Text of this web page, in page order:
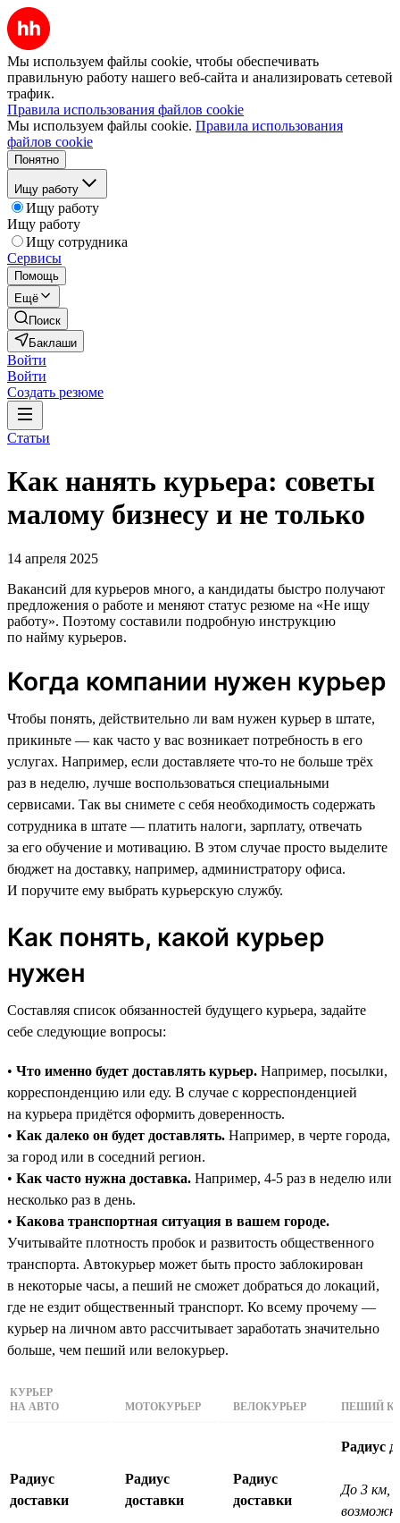
Мы используем файлы cookie, чтобы обеспечивать
правильную работу нашего веб-сайта и анализировать сетевой
трафик.
Правила использования файлов cookie
Мы используем файлы cookie. Правила использования
файлов cookie
Понятно
Ищу работу
Ищу работу
Ищу работу
Ищу сотрудника
Сервисы
Помощь
Ещё
Поиск
Баклаши
Войти
Войти
Создать резюме
Статьи
Как нанять курьера: советы
малому бизнесу и не только
14 апреля 2025
Вакансий для курьеров много, а кандидаты быстро получают
предложения о работе и меняют статус резюме на «Не ищу
работу». Поэтому составили подробную инструкцию
по найму курьеров.
Когда компании нужен курьер
Чтобы понять, действительно ли вам нужен курьер в штате,
прикиньте — как часто у вас возникает потребность в его
услугах. Например, если доставляете что-то не больше трёх
раз в неделю, лучше воспользоваться специальными
сервисами. Так вы снимете с себя необходимость содержать
сотрудника в штате — платить налоги, зарплату, отвечать
за его обучение и мотивацию. В этом случае просто выделите
бюджет на доставку, например, администратору офиса.
И поручите ему выбрать курьерскую службу.
Как понять, какой курьер
нужен
Составляя список обязанностей будущего курьера, задайте
себе следующие вопросы:
• Что именно будет доставлять курьер. Например, посылки,
корреспонденцию или еду. В случае с корреспонденцией
на курьера придётся оформить доверенность.
• Как далеко он будет доставлять. Например, в черте города,
за город или в соседний регион.
• Как часто нужна доставка. Например, 4-5 раз в неделю или
несколько раз в день.
• Какова транспортная ситуация в вашем городе.
Учитывайте плотность пробок и развитость общественного
транспорта. Автокурьер может быть просто заблокирован
в некоторые часы, а пеший не сможет добраться до локаций,
где не ездит общественный транспорт. Ко всему прочему —
курьер на личном авто рассчитывает заработать значительно
больше, чем пеший или велокурьер.
КУРЬЕР
НА АВТО
МОТОКУРЬЕР ВЕЛОКУРЬЕР ПЕШИЙ
Радиус
доставки
Радиус
доставки
Радиус
доставки
Радиус
До 3 км,